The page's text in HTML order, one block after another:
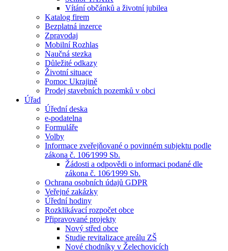
Vítání občánků a životní jubilea
Katalog firem
Bezplatná inzerce
Zpravodaj
Mobilní Rozhlas
Naučná stezka
Důležité odkazy
Životní situace
Pomoc Ukrajině
Prodej stavebních pozemků v obci
Úřad
Úřední deska
e-podatelna
Formuláře
Volby
Informace zveřejňované o povinném subjektu podle
zákona č. 106⁄1999 Sb.
Žádosti a odpovědi o informaci podané dle
zákona č. 106⁄1999 Sb.
Ochrana osobních údajů GDPR
Veřejné zakázky
Úřední hodiny
Rozklikávací rozpočet obce
Připravované projekty
Nový střed obce
Studie revitalizace areálu ZŠ
Nové chodníky v Želechovicích